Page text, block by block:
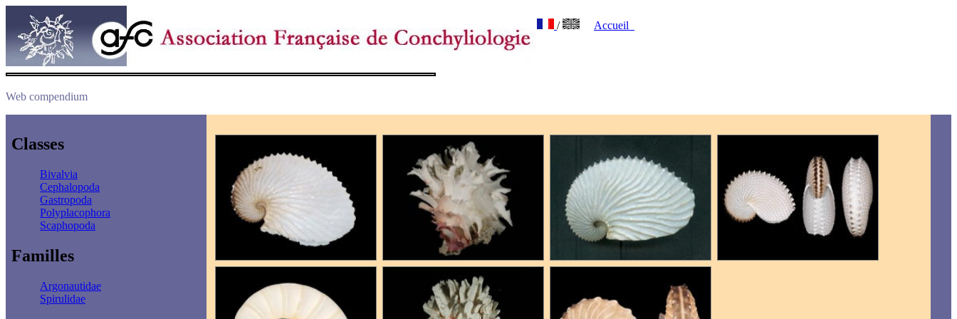
/ Accueil
Web compendium
Classes
Bivalvia
Cephalopoda
Gastropoda
Polyplacophora
Scaphopoda
Familles
Argonautidae
Spirulidae